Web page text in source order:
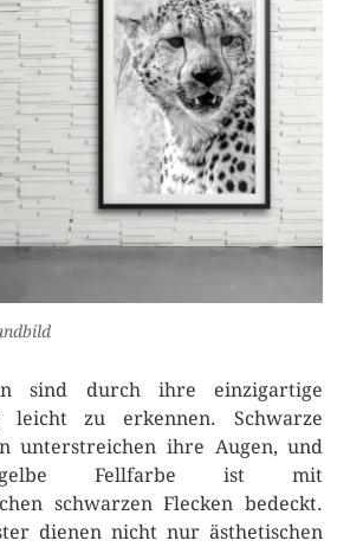
sind durch ihre einzigartige
leicht zu erkennen. Schwarze
unterstreichen ihre Augen, und
Fellfarbe ist mit
schwarzen Flecken bedeckt.
dienen nicht nur ästhetischen